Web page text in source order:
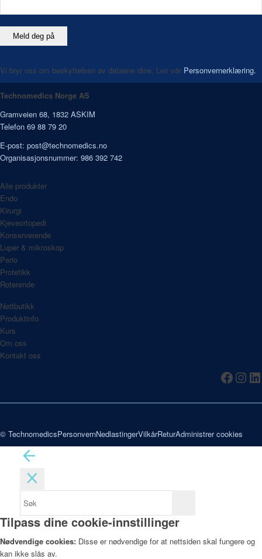
Vi bryr oss om beskyttelsen av dataene dine. Les vår Personvernerklæring.
Technomedics Norge AS
Gramveien 68, 1832 ASKIM
Telefon 69 88 79 20
E-post: post@technomedics.no
Organisasjonsnummer: 986 392 742
Alle produkter
Endo
Kirurgi
Kjeveortopedi
Konserverende
Luper & mikroskop
Perio
Protetikk
Roterende
Nettbutikk
Produktinfo
Kurs
Om oss
Kontakt oss
© TechnomedicsPersonvernNedlastingerVilkårReturAdministrer cookies
Tilpass dine cookie-innstillinger
Nødvendige cookies: Disse er nødvendige for at nettsiden skal fungere og
kan ikke slås av.